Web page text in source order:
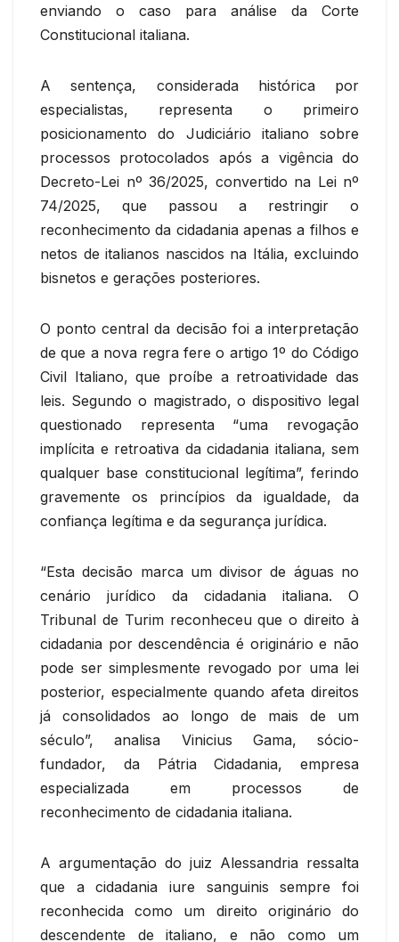
enviando o caso para análise da Corte
Constitucional italiana.
A sentença, considerada histórica por
especialistas, representa o primeiro
posicionamento do Judiciário italiano sobre
processos protocolados após a vigência do
Decreto-Lei nº 36/2025, convertido na Lei nº
74/2025, que passou a restringir o
reconhecimento da cidadania apenas a filhos e
netos de italianos nascidos na Itália, excluindo
bisnetos e gerações posteriores.
O ponto central da decisão foi a interpretação
de que a nova regra fere o artigo 1º do Código
Civil Italiano, que proíbe a retroatividade das
leis. Segundo o magistrado, o dispositivo legal
questionado representa “uma revogação
implícita e retroativa da cidadania italiana, sem
qualquer base constitucional legítima”, ferindo
gravemente os princípios da igualdade, da
confiança legítima e da segurança jurídica.
“Esta decisão marca um divisor de águas no
cenário jurídico da cidadania italiana. O
Tribunal de Turim reconheceu que o direito à
cidadania por descendência é originário e não
pode ser simplesmente revogado por uma lei
posterior, especialmente quando afeta direitos
já consolidados ao longo de mais de um
século”, analisa Vinicius Gama, sócio-
fundador, da Pátria Cidadania, empresa
especializada em processos de
reconhecimento de cidadania italiana.
A argumentação do juiz Alessandria ressalta
que a cidadania iure sanguinis sempre foi
reconhecida como um direito originário do
descendente de italiano, e não como um